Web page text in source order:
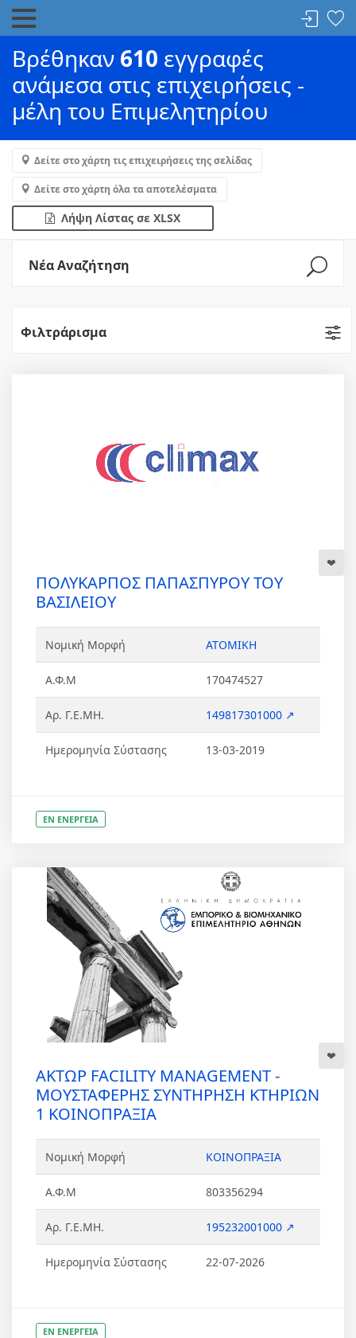
Βρέθηκαν 610 εγγραφές
ανάμεσα στις επιχειρήσεις -
μέλη του Επιμελητηρίου
Δείτε στο χάρτη τις επιχειρήσεις της σελίδας
Δείτε στο χάρτη όλα τα αποτελέσματα
Λήψη Λίστας σε XLSX
Νέα Αναζήτηση
Φιλτράρισμα
ΠΟΛΥΚΑΡΠΟΣ ΠΑΠΑΣΠΥΡΟΥ ΤΟΥ
ΒΑΣΙΛΕΙΟΥ
Νομική Μορφή ΑΤΟΜΙΚΗ
Α.Φ.Μ 170474527
Αρ. Γ.Ε.ΜΗ. 149817301000 ↗
Ημερομηνία Σύστασης 13-03-2019
ΕΝ ΕΝΕΡΓΕΙΑ
AKTΩΡ FACILITY MANAGEMENT -
ΜΟΥΣΤΑΦΕΡΗΣ ΣΥΝΤΗΡΗΣΗ ΚΤΗΡΙΩΝ
1 ΚΟΙΝΟΠΡΑΞΙΑ
Νομική Μορφή ΚΟΙΝΟΠΡΑΞΙΑ
Α.Φ.Μ 803356294
Αρ. Γ.Ε.ΜΗ. 195232001000 ↗
Ημερομηνία Σύστασης 22-07-2026
ΕΝ ΕΝΕΡΓΕΙΑ